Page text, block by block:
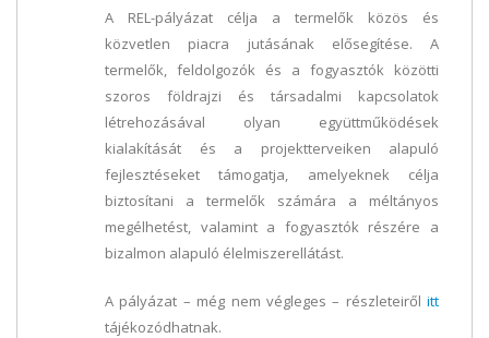
A REL-pályázat célja a termelők közös és
közvetlen piacra jutásának elősegítése. A
termelők, feldolgozók és a fogyasztók közötti
szoros földrajzi és társadalmi kapcsolatok
létrehozásával olyan együttműködések
kialakítását és a projektterveiken alapuló
fejlesztéseket támogatja, amelyeknek célja
biztosítani a termelők számára a méltányos
megélhetést, valamint a fogyasztók részére a
bizalmon alapuló élelmiszerellátást.
A pályázat – még nem végleges – részleteiről itt
tájékozódhatnak.